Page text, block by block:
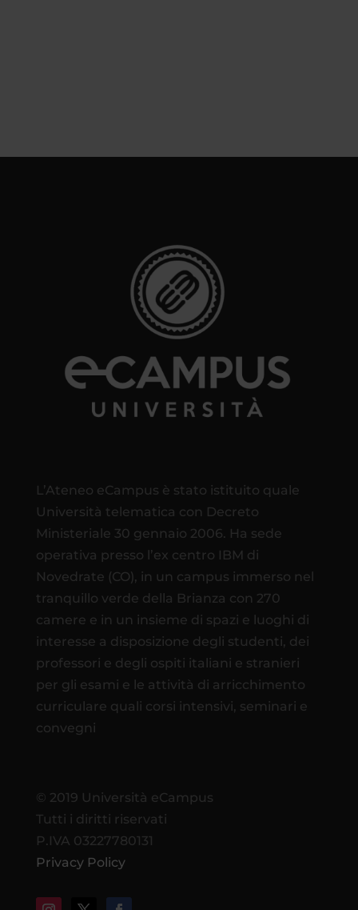
L’Ateneo eCampus è stato istituito quale
Università telematica con Decreto
Ministeriale 30 gennaio 2006. Ha sede
operativa presso l’ex centro IBM di
Novedrate (CO), in un campus immerso nel
tranquillo verde della Brianza con 270
camere e in un insieme di spazi e luoghi di
interesse a disposizione degli studenti, dei
professori e degli ospiti italiani e stranieri
per gli esami e le attività di arricchimento
curriculare quali corsi intensivi, seminari e
convegni
© 2019 Università eCampus
Tutti i diritti riservati
P.IVA 03227780131
Privacy Policy